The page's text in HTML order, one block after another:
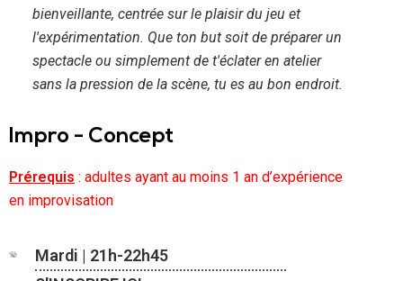
bienveillante, centrée sur le plaisir du jeu et
l'expérimentation. Que ton but soit de préparer un
spectacle ou simplement de t'éclater en atelier
sans la pression de la scène, tu es au bon endroit.
Impro - Concept
Prérequis : adultes ayant au moins 1 an d’expérience
en improvisation
Mardi | 21h-22h45